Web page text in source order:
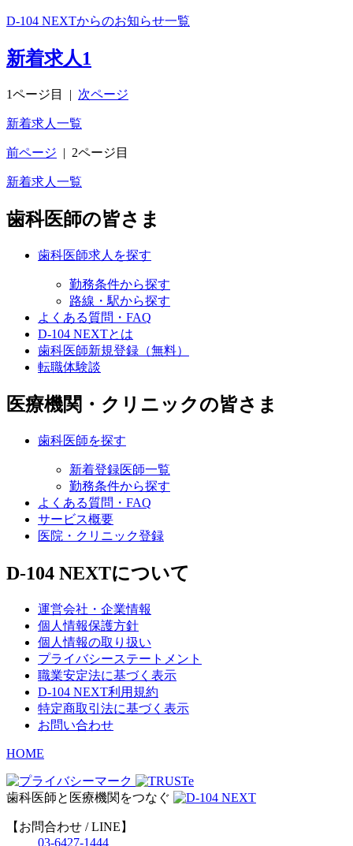
D-104 NEXTからのお知らせ一覧
新着求人1
1ページ目 | 次ページ
新着求人一覧
前ページ | 2ページ目
新着求人一覧
歯科医師の皆さま
歯科医師求人を探す
勤務条件から探す
路線・駅から探す
よくある質問・FAQ
D-104 NEXTとは
歯科医師新規登録（無料）
転職体験談
医療機関・クリニックの皆さま
歯科医師を探す
新着登録医師一覧
勤務条件から探す
よくある質問・FAQ
サービス概要
医院・クリニック登録
D-104 NEXTについて
運営会社・企業情報
個人情報保護方針
個人情報の取り扱い
プライバシーステートメント
職業安定法に基づく表示
D-104 NEXT利用規約
特定商取引法に基づく表示
お問い合わせ
HOME
歯科医師と医療機関をつなぐ
【お問合わせ / LINE】
03-6427-1444